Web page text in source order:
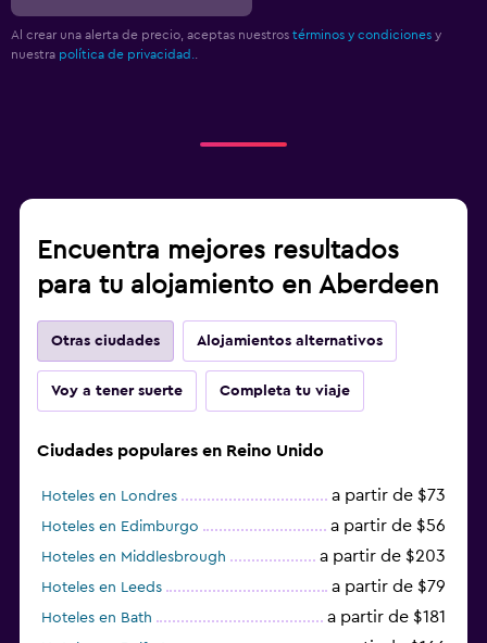
Al crear una alerta de precio, aceptas nuestros términos y condiciones y
nuestra política de privacidad.
Encuentra mejores resultados
para tu alojamiento en Aberdeen
Otras ciudades Alojamientos alternativos
Voy a tener suerte Completa tu viaje
Ciudades populares en Reino Unido
Hoteles en Londres a partir de $73
Hoteles en Edimburgo a partir de $56
Hoteles en Middlesbrough a partir de $203
Hoteles en Leeds a partir de $79
Hoteles en Bath a partir de $181